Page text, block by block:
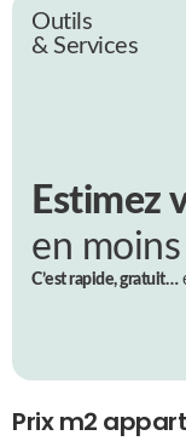
Outils
& Services
Estimez
en
C’est rapide, gratuit…
Prix m2